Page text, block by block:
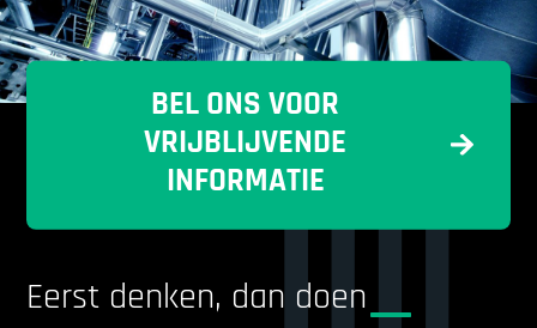
BEL ONS VOOR
VRIJBLIJVENDE
INFORMATIE
Eerst denken, dan doen